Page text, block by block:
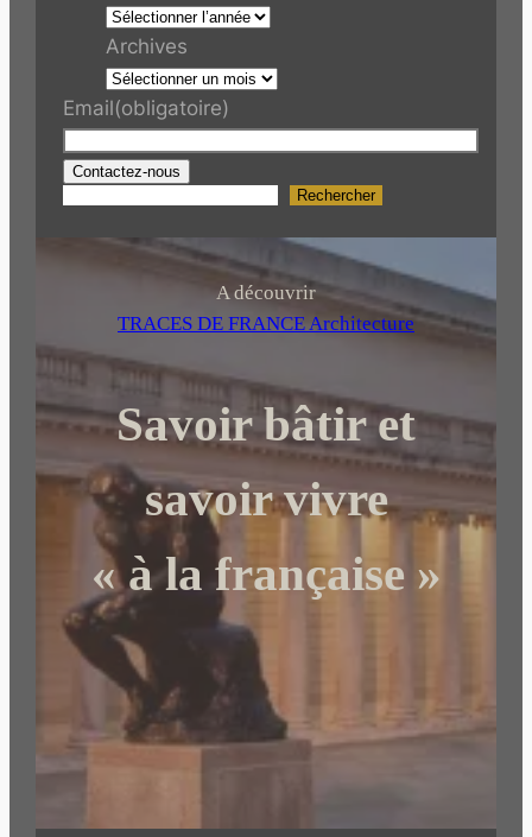
Archives
Email(obligatoire)
Contactez-nous
R
r
c
h
r
Rechercher
A découvrir
TRACES DE FRANCE Architecture
Savoir bâtir et
savoir vivre
« à la française »